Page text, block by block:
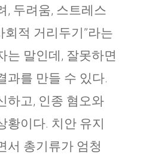
, 두려움, 스트레스
회적 거리두기”라는
는 말인데, 잘못하면
과를 만들 수 있다.
하고, 인종 혐오와
황이다. 치안 유지
서 총기류가 엄청